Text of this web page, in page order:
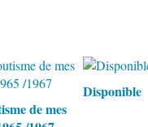
de mes
Disponible